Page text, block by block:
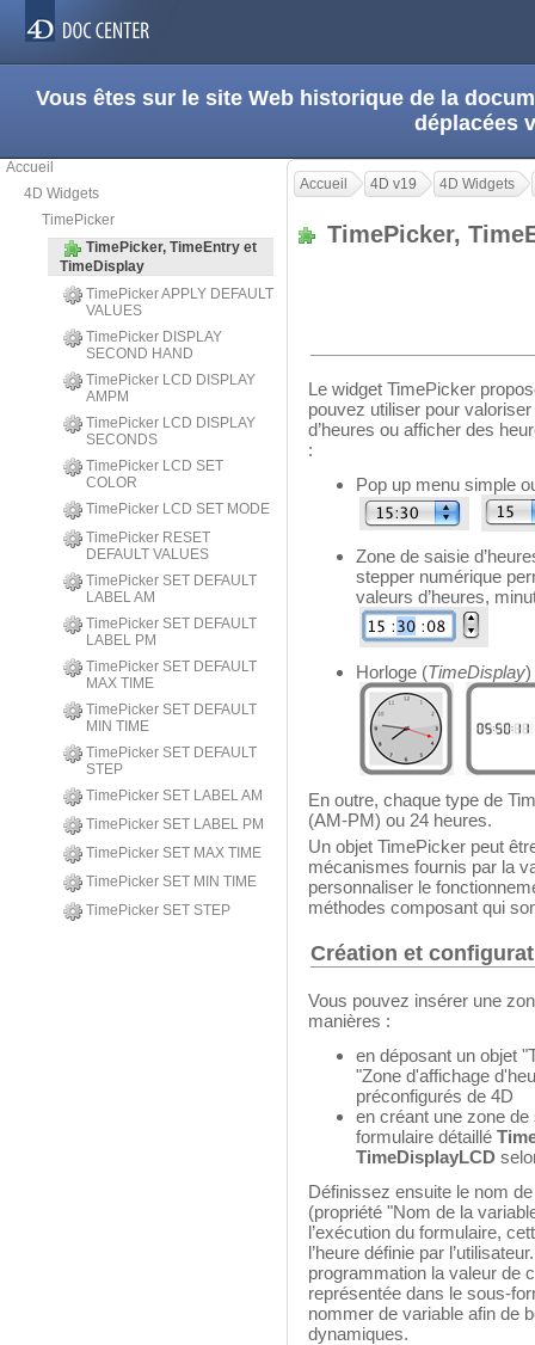
Vous êtes sur le site Web historique de la
déplacées
Accueil
4D Widgets
TimePicker
TimePicker, TimeEntry et
TimeDisplay
TimePicker APPLY DEFAULT
VALUES
TimePicker DISPLAY
SECOND HAND
TimePicker LCD DISPLAY
AMPM
TimePicker LCD DISPLAY
SECONDS
TimePicker LCD SET
COLOR
TimePicker LCD SET MODE
TimePicker RESET
DEFAULT VALUES
TimePicker SET DEFAULT
LABEL AM
TimePicker SET DEFAULT
LABEL PM
TimePicker SET DEFAULT
MAX TIME
TimePicker SET DEFAULT
MIN TIME
TimePicker SET DEFAULT
STEP
TimePicker SET LABEL AM
TimePicker SET LABEL PM
TimePicker SET MAX TIME
TimePicker SET MIN TIME
TimePicker SET STEP
Accueil 4D v19 4D Widgets
TimePicker,
Le widget TimePicker
pouvez utiliser pour
d’heures ou afficher des
:
Pop up menu simple
Zone de saisie
stepper numérique
valeurs d’heures,
Horloge (TimeDisplay)
En outre, chaque type de
(AM-PM) ou 24 heures.
Un objet TimePicker peut
mécanismes fournis par la
personnaliser le
méthodes composant qui
Création et
Vous pouvez insérer une
manières :
en déposant un objet
"Zone d'affichage
préconfigurés de 4D
en créant une zone
formulaire détaillé
TimeDisplayLCD
Définissez ensuite le nom
(propriété "Nom de la
l’exécution du formulaire,
l’heure définie par
programmation la valeur de
représentée dans le sous-
nommer de variable afin de
dynamiques.